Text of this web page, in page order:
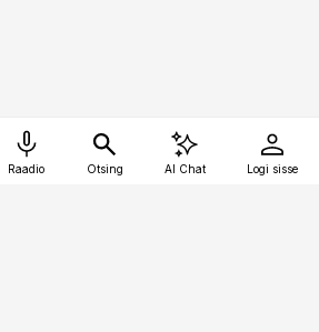
Raadio Otsing AI Chat Logi sisse